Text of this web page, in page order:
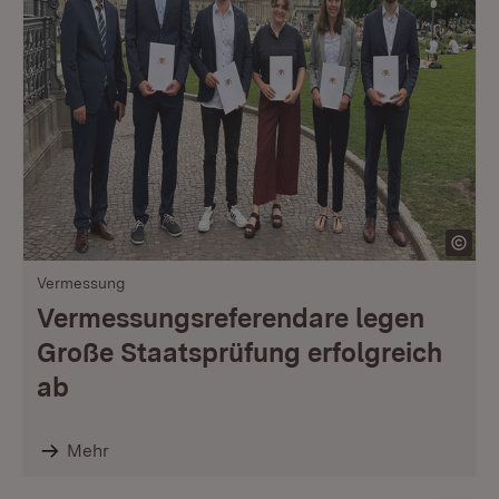
Vermessung
Vermessungsreferendare legen
Große Staatsprüfung erfolgreich
ab
Mehr